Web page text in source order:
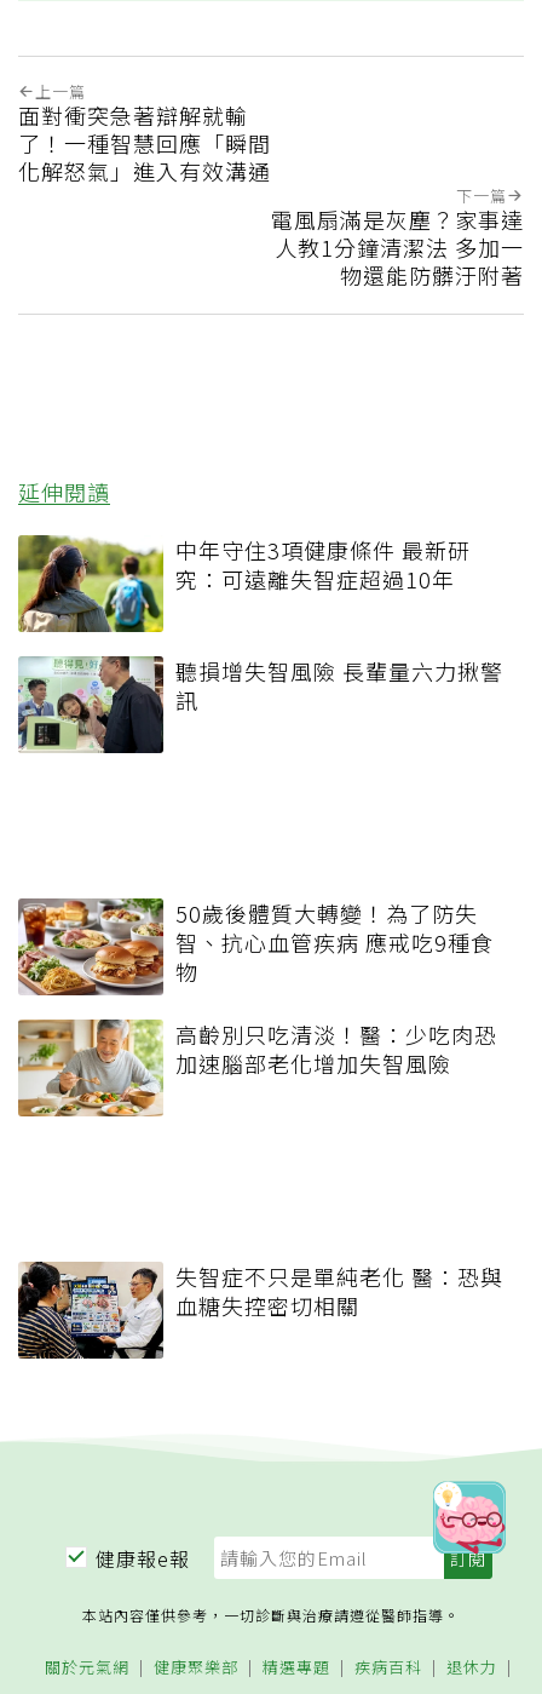
上一篇
面對衝突急著辯解就輸
了！一種智慧回應「瞬間
化解怒氣」進入有效溝通
下一篇
電風扇滿是灰塵？家事達
人教1分鐘清潔法 多加一
物還能防髒汙附著
延伸閱讀
中年守住3項健康條件 最新研
究：可遠離失智症超過10年
聽損增失智風險 長輩量六力揪警
訊
50歲後體質大轉變！為了防失
智、抗心血管疾病 應戒吃9種食
物
高齡別只吃清淡！醫：少吃肉恐
加速腦部老化增加失智風險
失智症不只是單純老化 醫：恐與
血糖失控密切相關
健康報e報
本站內容僅供參考，一切診斷與治療請遵從醫師指導。
關於元氣網 健康聚樂部 精選專題 疾病百科 退休力